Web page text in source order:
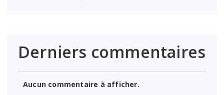
Derniers commentaires
Aucun commentaire à afficher.